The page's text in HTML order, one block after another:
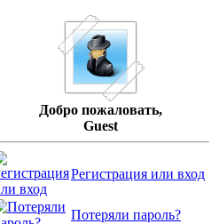
Добро пожаловать,
Guest
Регистрация или вход
Потеряли пароль?